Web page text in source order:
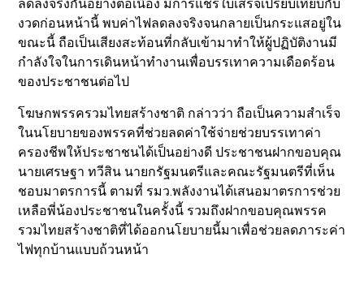
ลดลงจริงกันอย่างต่อเนื่อง มีการแชร์ใบเสร็จเปรียบเทียบกับ
งวดก่อนหน้านี้ พบค่าไฟลดลงจริงจนกลายเป็นกระแสอยู่ใน
ขณะนี้ ถือเป็นเสียงสะท้อนที่กลับเข้ามาทำให้ผู้ปฏิบัติงานมี
กำลังใจในการเดินหน้าทำงานเพื่อบรรเทาความเดือดร้อน
ของประชาชนต่อไป
โฆษกพรรครวมไทยสร้างชาติ กล่าวว่า ถือเป็นความสำเร็จ
ในนโยบายของพรรคที่ช่วยลดค่าใช้จ่ายช่วยบรรเทาค่า
ครองชีพให้ประชาชนได้เป็นอย่างดี ประชาชนฝากขอบคุณ
นายเศรษฐา ทวีสิน นายกรัฐมนตรีและคณะรัฐมนตรีที่เห็น
ชอบมาตรการนี้ ตามที่ รมว.พลังงานได้เสนอมาตรการช่วย
เหลือพี่น้องประชาชนในครั้งนี้ รวมถึงฝากขอบคุณพรรค
รวมไทยสร้างชาติที่ได้ออกนโยบายนี้มาเพื่อช่วยลดภาระค่า
ไฟทุกบ้านแบบถ้วนหน้า